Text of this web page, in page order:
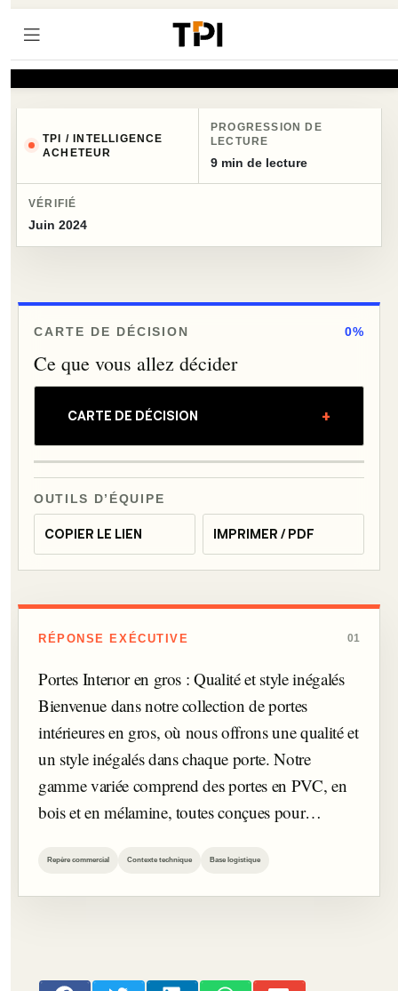
TPI / INTELLIGENCE
ACHETEUR
PROGRESSION DE
LECTURE
9 min de lecture
VÉRIFIÉ
Juin 2024
CARTE DE DÉCISION 0%
Ce que vous allez décider
CARTE DE DÉCISION +
OUTILS D’ÉQUIPE
COPIER LE LIEN IMPRIMER / PDF
RÉPONSE EXÉCUTIVE 01
Portes Interıor en gros : Qualité et style inégalés
Bienvenue dans notre collection de portes
intérieures en gros, où nous offrons une qualité et
un style inégalés dans chaque porte. Notre
gamme variée comprend des portes en PVC, en
bois et en mélamine, toutes conçues pour…
Repère commercial Contexte technique Base logistique